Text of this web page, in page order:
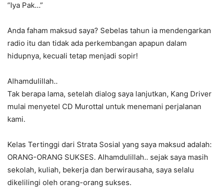
“Iya Pak…”
Anda faham maksud saya? Sebelas tahun ia mendengarkan
radio itu dan tidak ada perkembangan apapun dalam
hidupnya, kecuali tetap menjadi sopir!
Alhamdulillah..
Tak berapa lama, setelah dialog saya lanjutkan, Kang Driver
mulai menyetel CD Murottal untuk menemani perjalanan
kami.
Kelas Tertinggi dari Strata Sosial yang saya maksud adalah:
ORANG-ORANG SUKSES. Alhamdulillah.. sejak saya masih
sekolah, kuliah, bekerja dan berwirausaha, saya selalu
dikelilingi oleh orang-orang sukses.